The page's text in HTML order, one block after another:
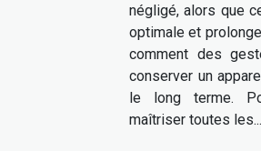
négligé, alors que
optimale et
comment des
conserver un
le long terme.
maîtriser toutes les...